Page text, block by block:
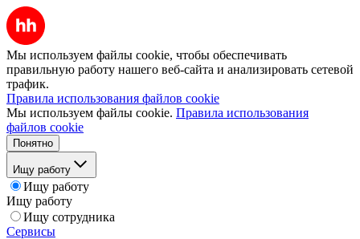
Мы используем файлы cookie, чтобы обеспечивать
правильную работу нашего веб-сайта и анализировать сетевой
трафик.
Правила использования файлов cookie
Мы используем файлы cookie. Правила использования
файлов cookie
Понятно
Ищу работу
Ищу работу
Ищу работу
Ищу сотрудника
Сервисы